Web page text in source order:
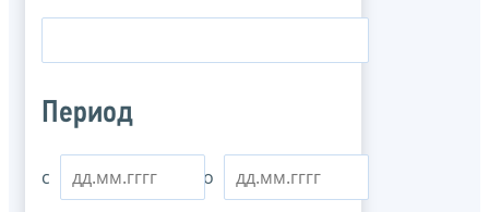
Период
с по